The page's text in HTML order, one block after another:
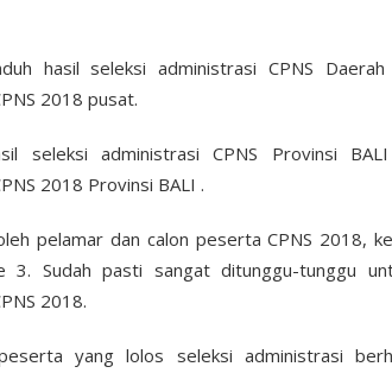
hasil seleksi administrasi CPNS
2018 pusat.
seleksi administrasi CPNS Provinsi
2018 Provinsi BALI .
pelamar dan calon peserta CPNS 2018,
3. Sudah pasti sangat ditunggu-tunggu
2018.
yang lolos seleksi administrasi